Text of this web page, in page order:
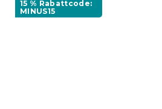
15 % Rabattcode:
MINUS15